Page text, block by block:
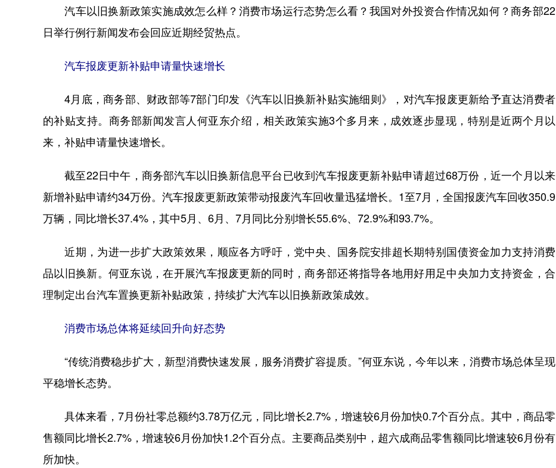
汽车以旧换新政策实施成效怎么样？消费市场运行态势怎么看？我国对外投资合作情况如何？商务部22
日举行例行新闻发布会回应近期经贸热点。
汽车报废更新补贴申请量快速增长
4月底，商务部、财政部等7部门印发《汽车以旧换新补贴实施细则》，对汽车报废更新给予直达消费者
的补贴支持。商务部新闻发言人何亚东介绍，相关政策实施3个多月来，成效逐步显现，特别是近两个月以
来，补贴申请量快速增长。
截至22日中午，商务部汽车以旧换新信息平台已收到汽车报废更新补贴申请超过68万份，近一个月以来
新增补贴申请约34万份。汽车报废更新政策带动报废汽车回收量迅猛增长。1至7月，全国报废汽车回收350.9
万辆，同比增长37.4%，其中5月、6月、7月同比分别增长55.6%、72.9%和93.7%。
近期，为进一步扩大政策效果，顺应各方呼吁，党中央、国务院安排超长期特别国债资金加力支持消费
品以旧换新。何亚东说，在开展汽车报废更新的同时，商务部还将指导各地用好用足中央加力支持资金，合
理制定出台汽车置换更新补贴政策，持续扩大汽车以旧换新政策成效。
消费市场总体将延续回升向好态势
“传统消费稳步扩大，新型消费快速发展，服务消费扩容提质。”何亚东说，今年以来，消费市场总体呈现
平稳增长态势。
具体来看，7月份社零总额约3.78万亿元，同比增长2.7%，增速较6月份加快0.7个百分点。其中，商品零
售额同比增长2.7%，增速较6月份加快1.2个百分点。主要商品类别中，超六成商品零售额同比增速较6月份有
所加快。